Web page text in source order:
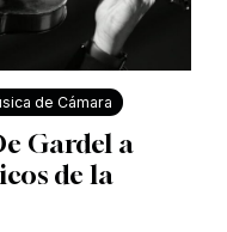
de Cámara
Gardel a
de la